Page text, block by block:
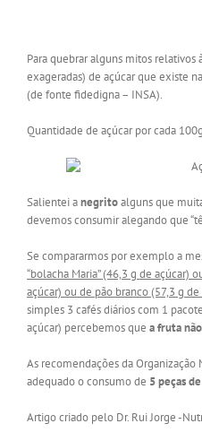
Para quebrar alguns mitos relativos
exageradas) de açúcar que existe
(de fonte fidedigna – INSA).
Quantidade de açúcar por cada
Salientei anegritoalguns que
devemos consumir alegando que
Se compararmos por exemplo a
“bolacha Maria” (46,3 g de açúcar)
açúcar) ou de pão branco (57,3 g
simples 3 cafés diários com 1
açúcar) percebemos que a fruta
As recomendações da
adequado o consumo de 5 peças
Artigo criado pelo Dr. Rui Jorge -